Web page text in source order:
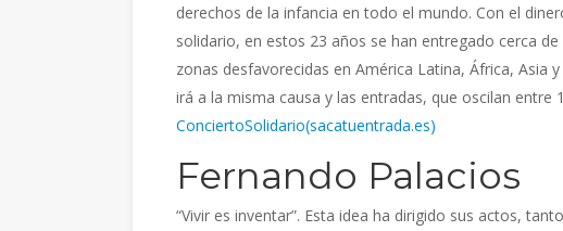
derechos de la infancia en todo el mundo. Con el
solidario, en estos 23 años se han entregado cerca
zonas desfavorecidas en América Latina, África, Asia
irá a la misma causa y las entradas, que oscilan entre
ConciertoSolidario(sacatuentrada.es)
Fernando Palacios
“Vivir es inventar”. Esta idea ha dirigido sus actos,